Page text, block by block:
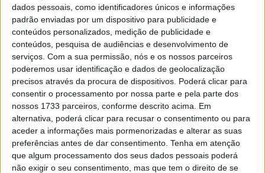
dados pessoais, como identificadores únicos e informações
padrão enviadas por um dispositivo para publicidade e
conteúdos personalizados, medição de publicidade e
conteúdos, pesquisa de audiências e desenvolvimento de
serviços. Com a sua permissão, nós e os nossos parceiros
poderemos usar identificação e dados de geolocalização
precisos através da procura de dispositivos. Poderá clicar para
consentir o processamento por nossa parte e pela parte dos
nossos 1733 parceiros, conforme descrito acima. Em
alternativa, poderá clicar para recusar o consentimento ou para
aceder a informações mais pormenorizadas e alterar as suas
preferências antes de dar consentimento. Tenha em atenção
que algum processamento dos seus dados pessoais poderá
não exigir o seu consentimento, mas que tem o direito de se
Fernando Silvério, de 52 anos, é natural da freguesia de
Barro, no concelho de Resende, licenciado em Direito, e
já foi vereador no Município de Lamego e presidente da
assembleia de freguesia de Lamego, Almacave e Sé.
Em 2021 perdeu por uma diferença de 143 votos, tendo o
PSD alcançado 47,09% do eleitorado (3.506 votos), que
lhe valeram três vereadores, num município que é
liderado pelo socialista Garcez Trindade, que conseguiu
49,01% dos eleitores (3.649 votos).